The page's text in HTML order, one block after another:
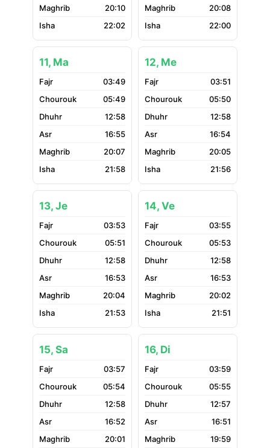
20:10
22:02
20:08
22:00
11, Ma
03:49
05:49
12:58
16:55
20:07
21:58
12, Me
03:51
05:50
12:58
16:54
20:05
21:56
13, Je
03:53
05:51
12:58
16:53
20:04
21:53
14, Ve
03:55
05:53
12:58
16:53
20:02
21:51
15, Sa
03:57
05:54
12:58
16:52
20:01
16, Di
03:59
05:55
12:57
16:51
19:59